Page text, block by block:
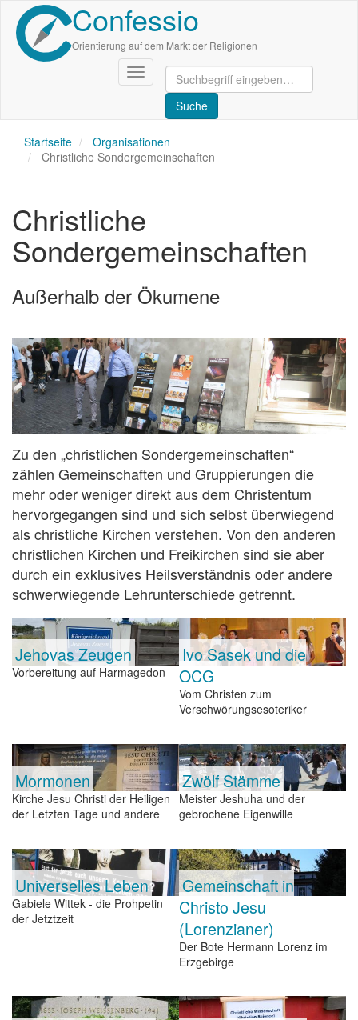
Direkt
zum
Inhalt
Confessio
Orientierung auf dem Markt der Religionen
Navigation
aktivieren/deaktivieren
Startseite
Organisationen
Christliche Sondergemeinschaften
Christliche
Sondergemeinschaften
Außerhalb der Ökumene
Zu den „christlichen Sondergemeinschaften“
zählen Gemeinschaften und Gruppierungen die
mehr oder weniger direkt aus dem Christentum
hervorgegangen sind und sich selbst überwiegend
als christliche Kirchen verstehen. Von den anderen
christlichen Kirchen und Freikirchen sind sie aber
durch ein exklusives Heilsverständnis oder andere
schwerwiegende Lehrunterschiede getrennt.
Jehovas Zeugen
Vorbereitung auf Harmagedon
Ivo Sasek und die
OCG
Vom Christen zum
Verschwörungsesoteriker
Mormonen
Kirche Jesu Christi der Heiligen
der Letzten Tage und andere
Zwölf Stämme
Meister Jeshuha und der
gebrochene Eigenwille
Universelles Leben
Gabiele Wittek - die Prohpetin
der Jetztzeit
Gemeinschaft in
Christo Jesu
(Lorenzianer)
Der Bote Hermann Lorenz im
Erzgebirge